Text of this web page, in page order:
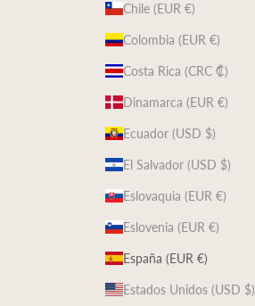
Chile (EUR €)
Colombia (EUR €)
Costa Rica (CRC ₡)
Dinamarca (EUR €)
Ecuador (USD $)
El Salvador (USD $)
Eslovaquia (EUR €)
Eslovenia (EUR €)
España (EUR €)
Estados Unidos (USD $)